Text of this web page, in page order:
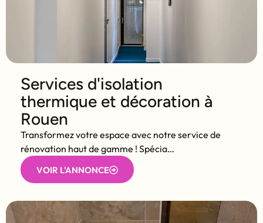
Services d'isolation
thermique et décoration à
Rouen
Transformez votre espace avec notre service de
rénovation haut de gamme ! Spécia…
VOIR L'ANNONCE